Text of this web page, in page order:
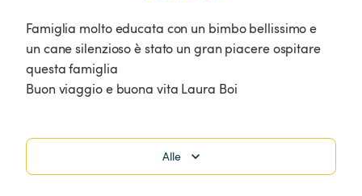
Famiglia molto educata con un bimbo bellissimo e
un cane silenzioso è stato un gran piacere ospitare
questa famiglia
Buon viaggio e buona vita Laura Boi
Alle